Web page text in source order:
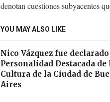
denotan cuestiones subyacentes
YOU MAY ALSO LIKE
Nico Vázquez fue declarado
Personalidad Destacada de
Cultura de la Ciudad de
Aires